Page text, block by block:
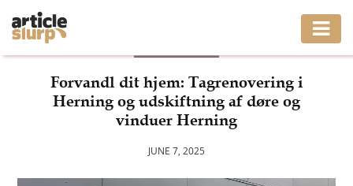
BUSINESS
GAMING
Forvandl dit hjem: Tagrenovering i
Herning og udskiftning af døre og
vinduer Herning
JUNE 7, 2025